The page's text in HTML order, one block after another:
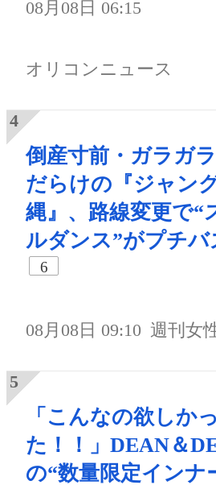
08月08日 06:15
オリコンニュース
倒産寸前・ガラガ
だらけの『ジャン
縄』、路線変更で“
ルダンス”がプチバ
6
08月08日 09:10 週刊女
「こんなの欲しかっ
た！！」DEAN＆
の“数量限定インナ